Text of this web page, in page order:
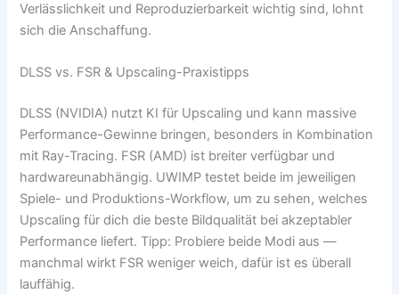
Verlässlichkeit und Reproduzierbarkeit wichtig sind, lohnt
sich die Anschaffung.
DLSS vs. FSR & Upscaling-Praxistipps
DLSS (NVIDIA) nutzt KI für Upscaling und kann massive
Performance-Gewinne bringen, besonders in Kombination
mit Ray-Tracing. FSR (AMD) ist breiter verfügbar und
hardwareunabhängig. UWIMP testet beide im jeweiligen
Spiele- und Produktions-Workflow, um zu sehen, welches
Upscaling für dich die beste Bildqualität bei akzeptabler
Performance liefert. Tipp: Probiere beide Modi aus —
manchmal wirkt FSR weniger weich, dafür ist es überall
lauffähig.